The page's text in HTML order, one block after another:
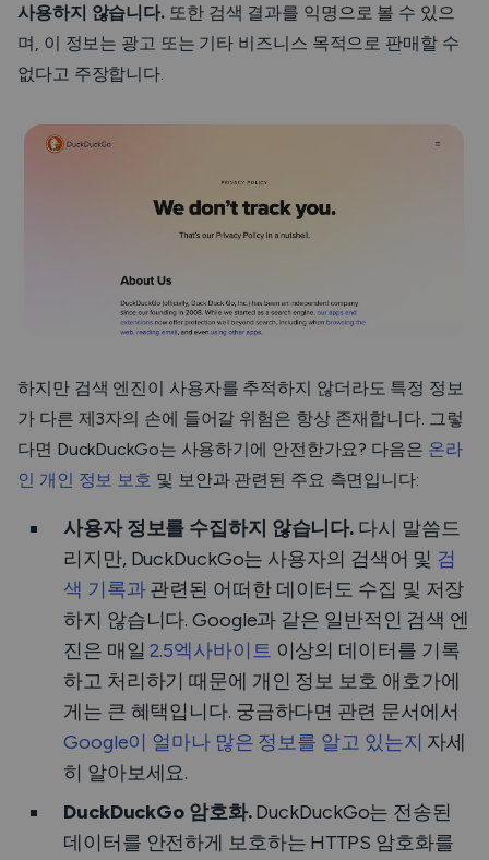
사용하지 않습니다. 또한 검색 결과를 익명으로 볼 수 있으
며, 이 정보는 광고 또는 기타 비즈니스 목적으로 판매할 수
없다고 주장합니다.
하지만 검색 엔진이 사용자를 추적하지 않더라도 특정 정보
가 다른 제3자의 손에 들어갈 위험은 항상 존재합니다. 그렇
다면 DuckDuckGo는 사용하기에 안전한가요? 다음은 온라
인 개인 정보 보호 및 보안과 관련된 주요 측면입니다:
사용자 정보를 수집하지 않습니다. 다시 말씀드
리지만, DuckDuckGo는 사용자의 검색어 및 검
색 기록과관련된 어떠한 데이터도 수집 및 저장
하지 않습니다. Google과 같은 일반적인 검색 엔
진은 매일2.5엑사바이트 이상의 데이터를 기록
하고 처리하기 때문에 개인 정보 보호 애호가에
게는 큰 혜택입니다. 궁금하다면 관련 문서에서
Google이 얼마나 많은 정보를 알고 있는지 자세
히 알아보세요.
DuckDuckGo 암호화.DuckDuckGo는 전송된
데이터를 안전하게 보호하는 HTTPS 암호화를